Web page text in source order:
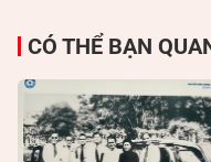
CÓ THỂ BẠN